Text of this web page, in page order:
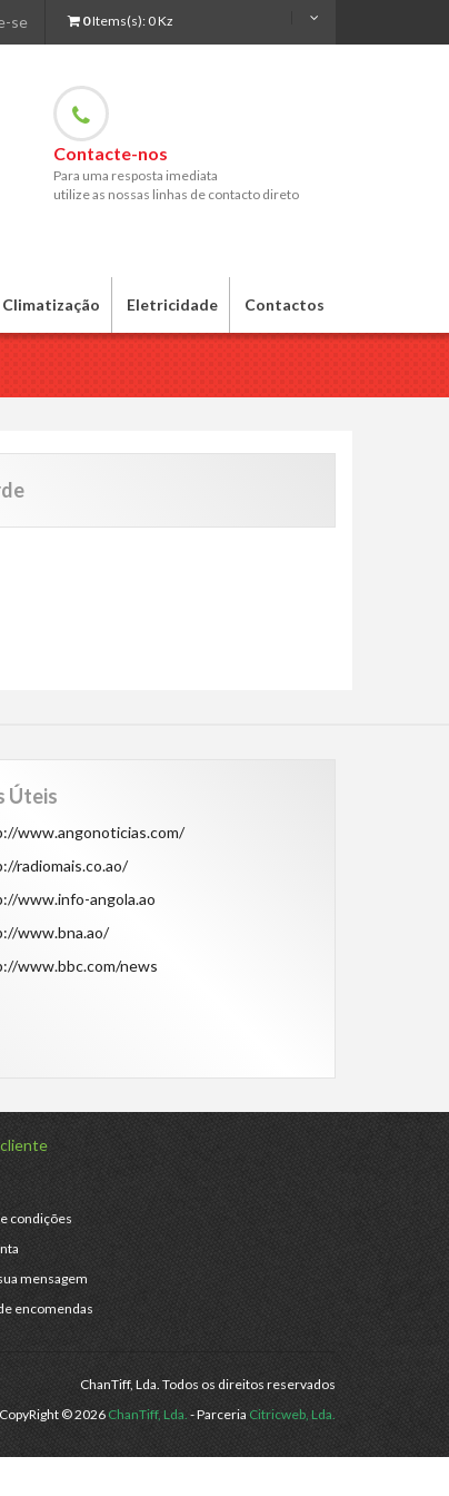
0Items(s): 0 Kz
se
Contacte-nos
Para uma resposta imediata
utilize as nossas linhas de contacto direto
Climatização Eletricidade Contactos
Úteis
www.angonoticias.com/
radiomais.co.ao/
www.info-angola.ao
www.bna.ao/
www.bbc.com/news
condições
mensagem
encomendas
ChanTiff, Lda. Todos os direitos reservados
CopyRight © 2026 ChanTiff, Lda. - Parceria Citricweb, Lda.